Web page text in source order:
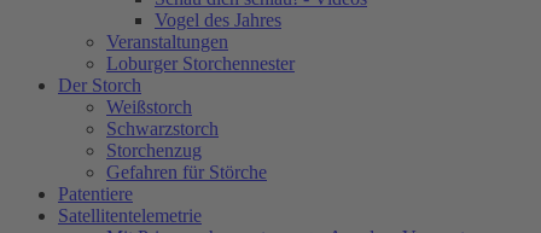
Vogel des Jahres
Veranstaltungen
Loburger Storchennester
Der Storch
Weißstorch
Schwarzstorch
Storchenzug
Gefahren für Störche
Patentiere
Satellitentelemetrie